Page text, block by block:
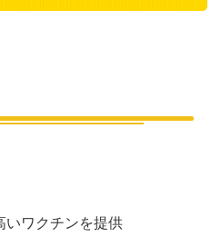
いワクチンを提供